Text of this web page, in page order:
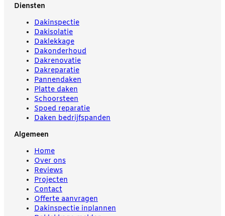
Diensten
Dakinspectie
Dakisolatie
Daklekkage
Dakonderhoud
Dakrenovatie
Dakreparatie
Pannendaken
Platte daken
Schoorsteen
Spoed reparatie
Daken bedrijfspanden
Algemeen
Home
Over ons
Reviews
Projecten
Contact
Offerte aanvragen
Dakinspectie inplannen